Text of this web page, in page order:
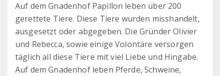
Auf dem Gnadenhof Papillon leben über 200
gerettete Tiere. Diese Tiere wurden misshandelt,
ausgesetzt oder abgegeben. Die Gründer Olivier
und Rebecca, sowie einige Volontäre versorgen
täglich all diese Tiere mit viel Liebe und Hingabe.
Auf dem Gnadenhof leben Pferde, Schweine,